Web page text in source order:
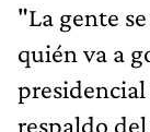
"La gente
quién va a
presidencial
respaldo